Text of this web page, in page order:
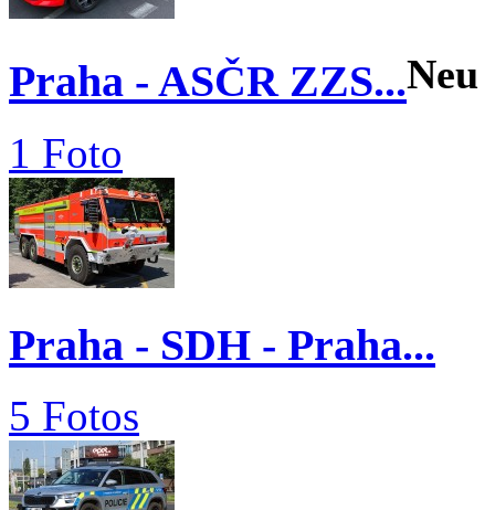
Praha - ASČR ZZS...Neu
1 Foto
Praha - SDH - Praha...
5 Fotos